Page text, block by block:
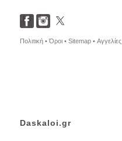
Πολιτική •Όροι • Sitemap • Αγγελίες
Daskaloi.gr